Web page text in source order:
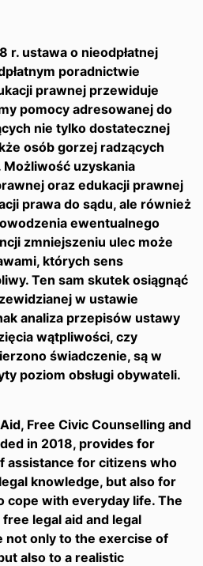
r. ustawa o nieodpłatnej
poradnictwie
prawnej przewiduje
pomocy adresowanej do
nie tylko dostatecznej
osób gorzej radzących
uzyskania
oraz edukacji prawnej
prawa do sądu, ale również
ewentualnego
zmniejszeniu ulec może
których sens
Ten sam skutek osiągnąć
w ustawie
analiza przepisów ustawy
wątpliwości, czy
świadczenie, są w
poziom obsługi obywateli.
Free Civic Counselling and
in 2018, provides for
assistance for citizens who
knowledge, but also for
cope with everyday life. The
legal aid and legal
not only to the exercise of
also to a realistic